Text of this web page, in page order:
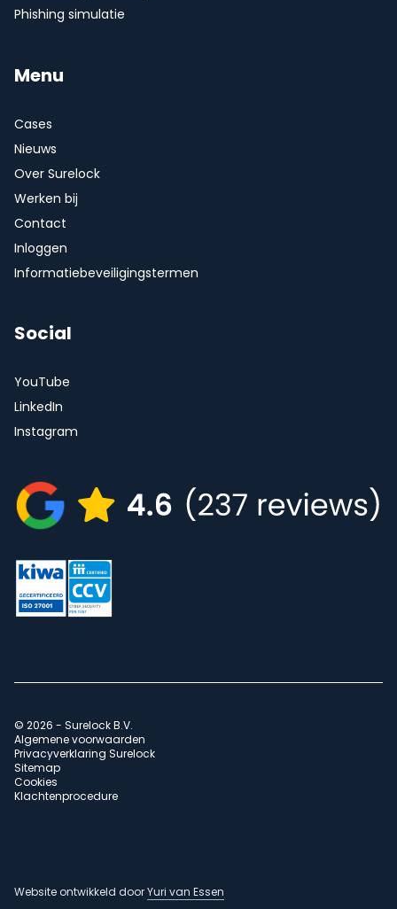
Phishing simulatie
Menu
Cases
Nieuws
Over Surelock
Werken bij
Contact
Inloggen
Informatiebeveiligingstermen
Social
YouTube
LinkedIn
Instagram
© 2026 - Surelock B.V.
Algemene voorwaarden
Privacyverklaring Surelock
Sitemap
Cookies
Klachtenprocedure
Website ontwikkeld doorYuri van Essen